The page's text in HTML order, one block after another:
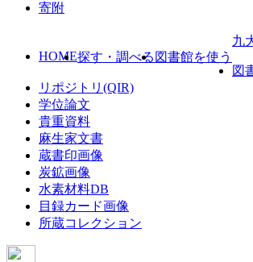
寄附
HOME探す・調べる 図書館を使う
九
図
リポジトリ(QIR)
学位論文
貴重資料
麻生家文書
蔵書印画像
炭鉱画像
水素材料DB
目録カード画像
所蔵コレクション